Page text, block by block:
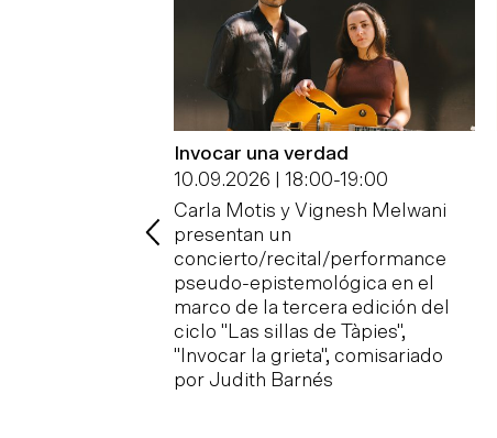
Invocar una verdad
10.09.2026 | 18:00-19:00
Carla Motis y Vignesh Melwani
presentan un
concierto/recital/performance
pseudo-epistemológica en el
marco de la tercera edición del
ciclo "Las sillas de Tàpies",
"Invocar la grieta", comisariado
por Judith Barnés